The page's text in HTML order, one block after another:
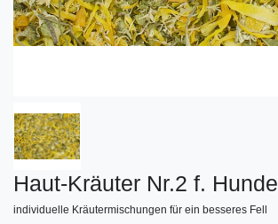
Haut-Kräuter Nr.2 f. Hunde
individuelle Kräutermischungen für ein besseres Fell